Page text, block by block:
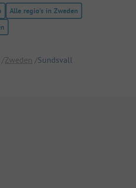
Alle regio's in Zweden
Zweden Sundsvall